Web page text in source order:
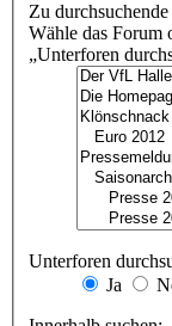
Zu
Wähle das Forum
„Unterforen
Unterforen
Ja